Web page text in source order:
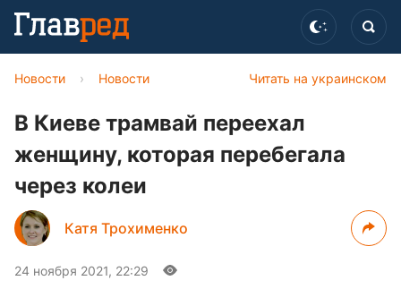
Читать на украинском
Новости › Новости
В Киеве трамвай переехал
женщину, которая перебегала
через колеи
Катя Трохименко
24 ноября 2021, 22:29